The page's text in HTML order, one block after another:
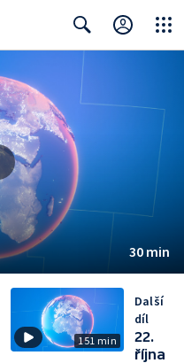
30 min
151 min
Další
díl
22.
října